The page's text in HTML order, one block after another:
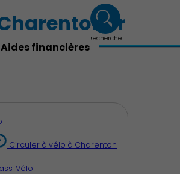
recherche
Aides financières
Circuler à vélo à Charenton
Vélo